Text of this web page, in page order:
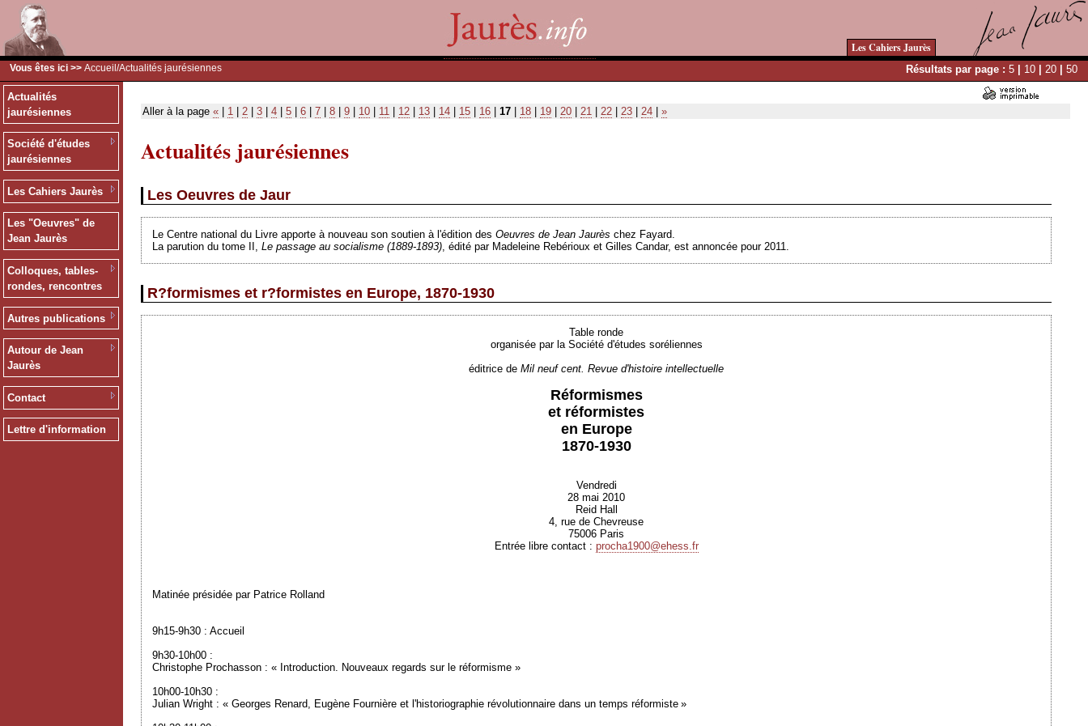
Les Cahiers Jaurès
Vous êtes ici >> Accueil /Actualités jaurésiennes Résultats par page : 5 | 10 | 20 | 50
Actualités
jaurésiennes
Société d'études
jaurésiennes
Les Cahiers Jaurès
Les "Oeuvres" de
Jean Jaurès
Colloques, tables-
rondes, rencontres
Autres publications
Autour de Jean
Jaurès
Contact
Lettre d'information
Aller à la page « 1 2 3 4 5 6 7 8 9 10 11 12 13 14 15 16 17 18 19 20 21 22 23 24 »
Actualités jaurésiennes
Les Oeuvres de Jaur
Le Centre national du Livre apporte à nouveau son soutien à l'édition des Oeuvres de Jean Jaurès chez Fayard.
La parution du tome II, Le passage au socialisme (1889-1893), édité par Madeleine Rebérioux et Gilles Candar, est annoncée pour 2011.
R?formismes et r?formistes en Europe, 1870-1930
Table ronde
organisée par la Société d'études soréliennes
éditrice deMil neuf cent. Revue d'histoire intellectuelle
Réformismes
et réformistes
en Europe
1870-1930
Vendredi
28 mai 2010
Reid Hall
4, rue de Chevreuse
75006 Paris
Entrée libre contact : procha1900@ehess.fr
Matinée présidée par Patrice Rolland
9h15-9h30 : Accueil
9h30-10h00 :
Christophe Prochasson : « Introduction. Nouveaux regards sur le réformisme »
10h00-10h30 :
Julian Wright : « Georges Renard, Eugène Fournière et l'historiographie révolutionnaire dans un temps réformiste »